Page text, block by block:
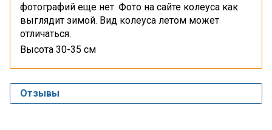
фотографий еще нет. Фото на сайте колеуса как
выглядит зимой. Вид колеуса летом может
отличаться.
Высота 30-35 см
Отзывы